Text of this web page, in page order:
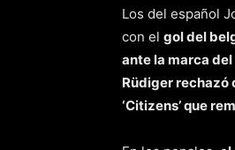
Los del español
con el gol del
ante la marca
Rüdiger rechazó
‘Citizens’ que